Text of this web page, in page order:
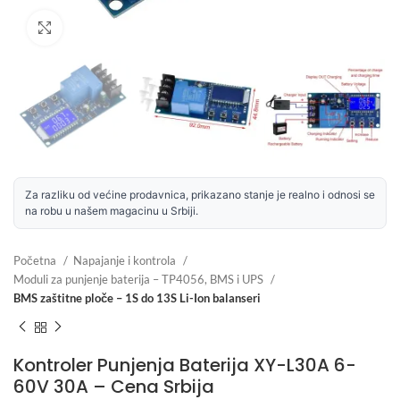
Za razliku od većine prodavnica, prikazano stanje je realno i odnosi se
na robu u našem magacinu u Srbiji.
Početna
Napajanje i kontrola
Moduli za punjenje baterija – TP4056, BMS i UPS
BMS zaštitne ploče – 1S do 13S Li-Ion balanseri
Kontroler Punjenja Baterija XY-L30A 6-
60V 30A – Cena Srbija